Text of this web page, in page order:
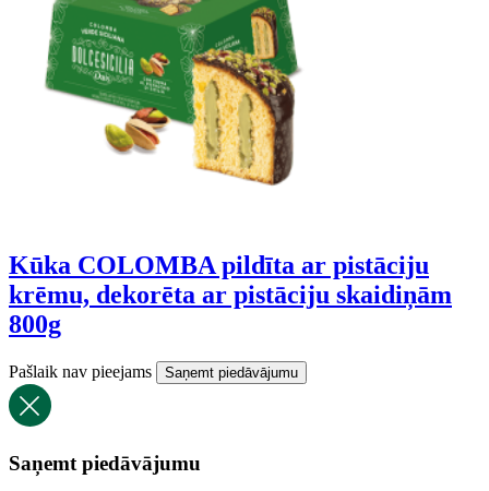
Kūka COLOMBA pildīta ar pistāciju
krēmu, dekorēta ar pistāciju skaidiņām
800g
Pašlaik nav pieejams Saņemt piedāvājumu
Saņemt piedāvājumu